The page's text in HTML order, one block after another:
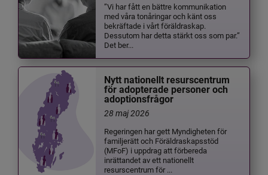
”Vi har fått en bättre kommunikation
med våra tonåringar och känt oss
bekräftade i vårt föräldraskap.
Dessutom har detta stärkt oss som par.”
Det ber...
Nytt nationellt resurscentrum
för adopterade personer och
adoptionsfrågor
28 maj 2026
Regeringen har gett Myndigheten för
familjerätt och Föräldraskapsstöd
(MFoF) i uppdrag att förbereda
inrättandet av ett nationellt
resurscentrum för ...